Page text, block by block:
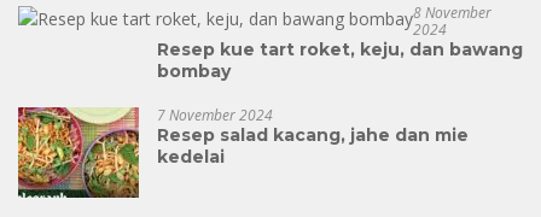
8 November
2024
Resep kue tart roket, keju, dan bawang
bombay
7 November 2024
Resep salad kacang, jahe dan mie
kedelai